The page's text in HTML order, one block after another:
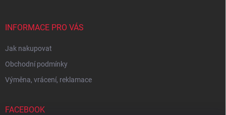
INFORMACE PRO VÁS
Jak nakupovat
Obchodní podmínky
Výměna, vrácení, reklamace
FACEBOOK